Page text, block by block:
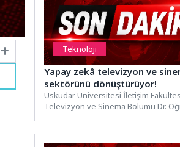
Teknoloji
Yapay zekâ televizyon ve
sektörünü dönüştürüyor!
Üsküdar Üniversitesi İletişim
Televizyon ve Sinema Bölümü Dr.